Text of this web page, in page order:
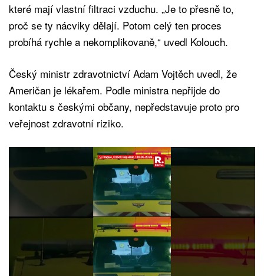
které mají vlastní filtraci vzduchu. „Je to přesně to,
proč se ty nácviky dělají. Potom celý ten proces
probíhá rychle a nekomplikovaně,“ uvedl Kolouch.
Český ministr zdravotnictví Adam Vojtěch uvedl, že
Američan je lékařem. Podle ministra nepřijde do
kontaktu s českými občany, nepředstavuje proto pro
veřejnost zdravotní riziko.